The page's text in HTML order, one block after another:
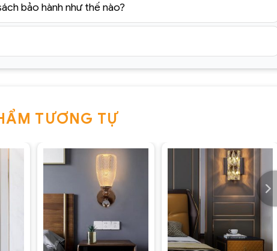
giá rẻ tốt nhất?
trí
nhập khẩu uy tín hàng đầu tại Hà Nội, Tp.HCM. Showroom
mẫu đèn chùm nhập khẩu chính hãng, giá rẻ tốt nhất trên thị
bảo hành như thế nào?
TƯƠNG TỰ
+ +